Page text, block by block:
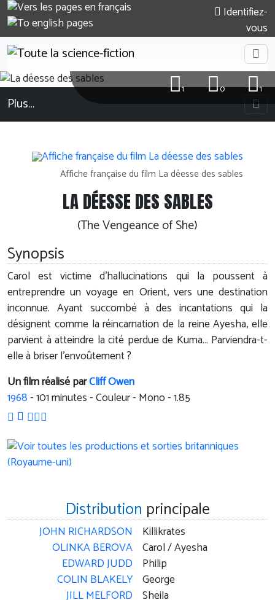
Identifiez-
vous
1
0
1
Plus…
Affiche française du film La déesse des sables
LA DÉESSE DES SABLES
(The Vengeance of She)
Synopsis
Carol est victime d'hallucinations qui la poussent à
entreprendre un voyage en Orient, vers une destination
inconnue. Ayant succombé à des incantations qui la
désignent comme la réincarnation de la reine Ayesha, elle
parvient à atteindre la cité perdue de Kuma… Parviendra-t-
elle à briser l'envoûtement ?
Un film réalisé parCliff Owen
1968-101minutes - Couleur - Mono - 1.85
Distribution principale
JOHN RICHARDSON
OLINKA BEROVA
EDWARD JUDD
COLIN BLAKELY
JILL MELFORD
Killikrates
Carol / Ayesha
Philip
George
Sheila